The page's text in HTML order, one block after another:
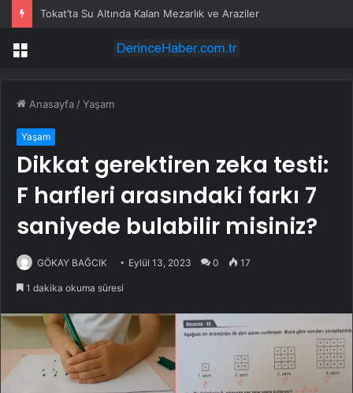
Tokat’ta Su Altında Kalan Mezarlık ve Araziler
Menü
Anasayfa /Yaşam
Yaşam
Dikkat gerektiren zeka testi:
F harfleri arasındaki farkı 7
saniyede bulabilir misiniz?
GÖKAY BAĞCIK Eylül 13, 2023 0 17
1 dakika okuma süresi